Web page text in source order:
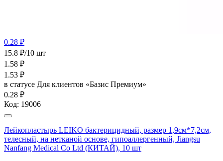
0.28 ₽
15.8 ₽/10 шт
1.58 ₽
1.53 ₽
в статусе Для клиентов «Базис Премиум»
0.28 ₽
Код: 19006
Лейкопластырь LEIKO бактерицидный, размер 1,9см*7,2см,
телесный, на нетканой основе, гипоаллергенный, Jiangsu
Nanfang Medical Co Ltd (КИТАЙ), 10 шт